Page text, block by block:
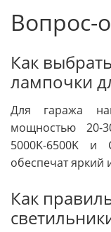
Вопрос-
Как
лампочки
Для гаража
мощностью 20-
5000K-6500K и
обеспечат яркий
Как